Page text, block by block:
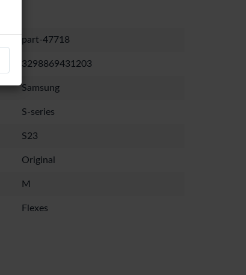
part-47718
3298869431203
Samsung
S-series
S23
Original
M
Flexes